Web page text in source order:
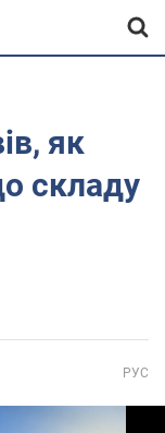
як
складу
РУС